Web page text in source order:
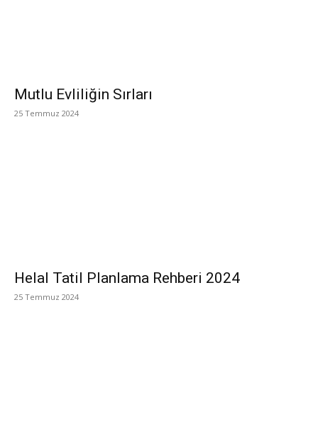
Mutlu Evliliğin Sırları
25 Temmuz 2024
Helal Tatil Planlama Rehberi 2024
25 Temmuz 2024